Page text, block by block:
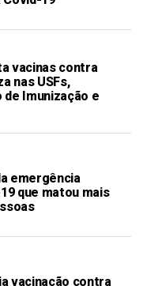
vacinas contra
nas USFs,
Imunização e
emergência
que matou mais
vacinação contra